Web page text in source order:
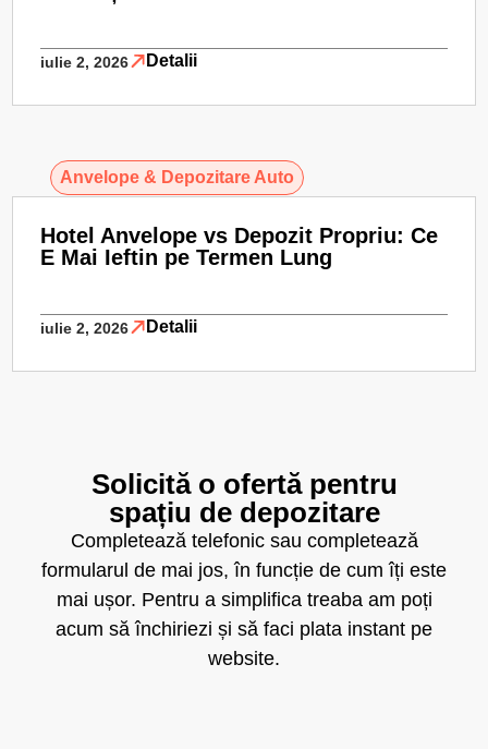
iulie 2, 2026 Detalii
Anvelope & Depozitare Auto
Hotel Anvelope vs Depozit Propriu: Ce
E Mai Ieftin pe Termen Lung
iulie 2, 2026 Detalii
Solicită o ofertă pentru
spațiu de depozitare
Completează telefonic sau completează
formularul de mai jos, în funcție de cum îți este
mai ușor. Pentru a simplifica treaba am poți
acum să închiriezi și să faci plata instant pe
website.